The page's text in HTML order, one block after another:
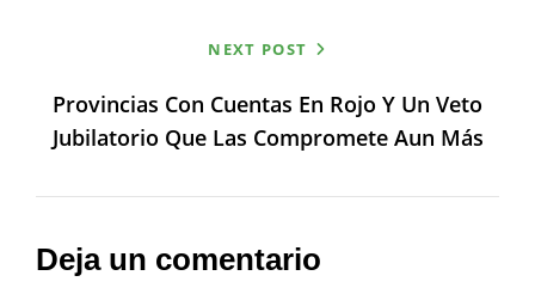
NEXT POST
Provincias Con Cuentas En Rojo Y Un Veto
Jubilatorio Que Las Compromete Aun Más
Deja un comentario